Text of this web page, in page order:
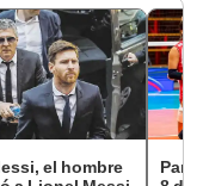
el hombre